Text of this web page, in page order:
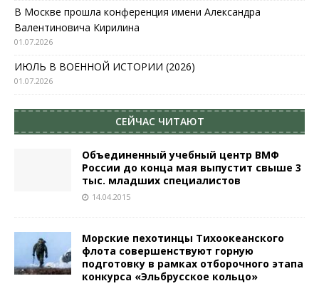
В Москве прошла конференция имени Александра
Валентиновича Кирилина
01.07.2026
ИЮЛЬ В ВОЕННОЙ ИСТОРИИ (2026)
01.07.2026
СЕЙЧАС ЧИТАЮТ
Объединенный учебный центр ВМФ
России до конца мая выпустит свыше 3
тыс. младших специалистов
14.04.2015
Морские пехотинцы Тихоокеанского
флота совершенствуют горную
подготовку в рамках отборочного этапа
конкурса «Эльбрусское кольцо»